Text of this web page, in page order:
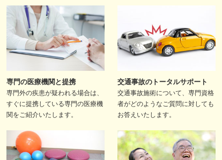
専門の医療機関と提携
専門外の疾患が疑われる場合は、
すぐに提携している専門の医療機
関をご紹介いたします。
交通事故のトータルサポート
交通事故施術について、専門資格
者がどのようなご質問に対しても
お答えいたします。